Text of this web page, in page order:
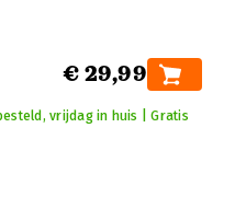
€ 29,99
vrijdag in huis | Gratis